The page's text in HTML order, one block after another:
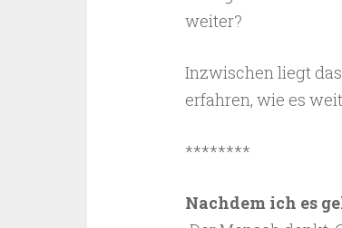
weiter?
Inzwischen liegt
erfahren, wie es
********
Nachdem ich es